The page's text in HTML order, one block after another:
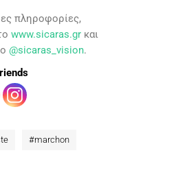
πληροφορίες,
www.sicaras.gr και
@sicaras_vision.
#marchon